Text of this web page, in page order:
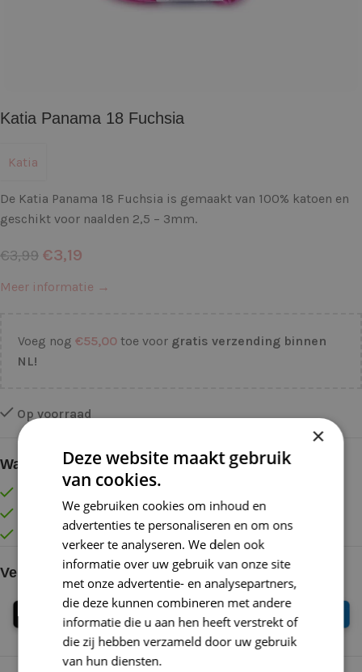
Katia Panama 18 Fuchsia
Katia
De Katia Panama 18 Fuchsia is gemaakt van 100% katoen en
geschikt voor naalden 2,5 – 3mm.
€3,99 €3,19
Meer informatie →
Voeg nog €55,00 toe voor gratis verzending binnen
NL!
Op voorraad
Waarom kopen bij de Wolkast?
Gratis verzonden vanaf €55,-
Vóór 16:30 besteld = Zelfde (werk)dag verzonden
Veilig online betalen
×
Deze website maakt gebruik
van cookies.
We gebruiken cookies om inhoud en
advertenties te personaliseren en om ons
verkeer te analyseren. We delen ook
informatie over uw gebruik van onze site
met onze advertentie- en analysepartners,
die deze kunnen combineren met andere
informatie die u aan hen heeft verstrekt of
die zij hebben verzameld door uw gebruik
van hun diensten.